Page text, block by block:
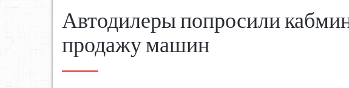
Автодилеры попросили
продажу машин